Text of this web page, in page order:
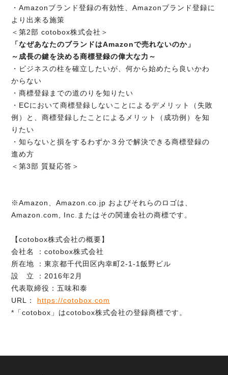
・Amazonブランド登録の有効性、Amazonブランド登録に
より出来る施策
＜第2部 cotobox株式会社＞
「なぜあなたのブランドはAmazonで売れないのか」
～成長の鍵を決める商標登録の偉大な力～
・ビジネスの柱を確立したいが、何から始めたら良いかわ
からない
・商標登録までの道のりを知りたい
・ECにおいて商標登録しないことによるデメリット（失敗
例）と、商標登録したことによるメリット（成功例）を知
りたい
・知らないと損をするわずか３分で解決できる商標登録の
進め方
＜第3部 質疑応答＞
※Amazon、Amazon.co.jp およびそれらのロゴは、
Amazon.com, Inc.またはその関連会社の商標です。
【cotobox株式会社の概要】
会社名 ：cotobox株式会社
所在地 ：東京都千代田区内幸町2-1-1飯野ビル
設 立 ：2016年2月
代表取締役：五味和泰
URL： https://cotobox.com
*「cotobox」はcotobox株式会社の登録商標です。